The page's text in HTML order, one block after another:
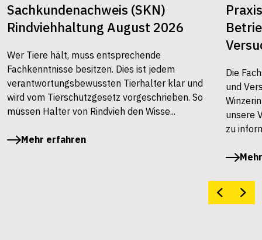
Sachkundenachweis (SKN)
Rindviehhaltung August 2026
Wer Tiere hält, muss entsprechende
Fachkenntnisse besitzen. Dies ist jedem
verantwortungsbewussten Tierhalter klar und
wird vom Tierschutzgesetz vorgeschrieben. So
müssen Halter von Rindvieh den Wisse...
Mehr erfahren
Die
und
unsere
zu